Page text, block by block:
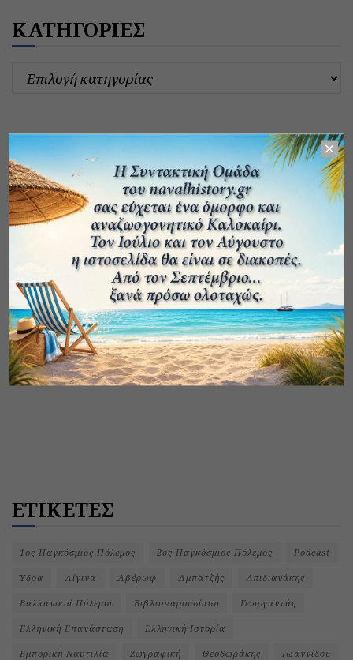
ΚΑΤΗΓΟΡΙΕΣ
ΕΤΙΚΕΤΕΣ
1ος Παγκόσμιος Πόλεμος 2ος Παγκόσμιος Πόλεμος Podcast
Ύδρα Αίγινα Αβέρωφ Αμπατζής Απιδιανάκης
Βαλκανικοί Πόλεμοι Βιβλιοπαρουσίαση Γεωργαντάς
Ελληνική Επανάσταση Ελληνική Ιστορία
Εμπορική Ναυτιλία Ζωγραφική Θεοδωράκης Ιωαννίδου